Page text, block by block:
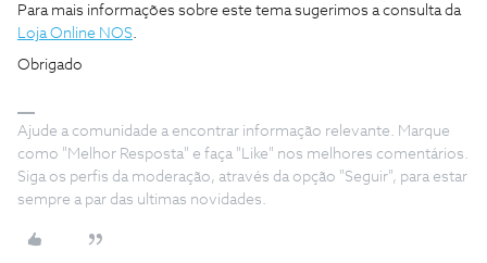
Para mais informações sobre este tema sugerimos a consulta da
Loja Online NOS.
Obrigado
Ajude a comunidade a encontrar informação relevante. Marque
como "Melhor Resposta" e faça "Like" nos melhores comentários.
Siga os perfis da moderação, através da opção "Seguir", para estar
sempre a par das ultimas novidades.